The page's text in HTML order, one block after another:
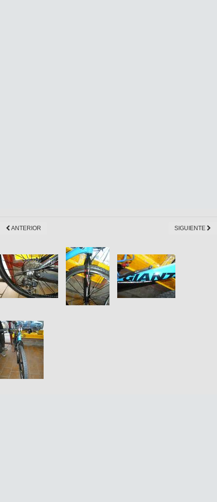
ANTERIOR SIGUIENTE